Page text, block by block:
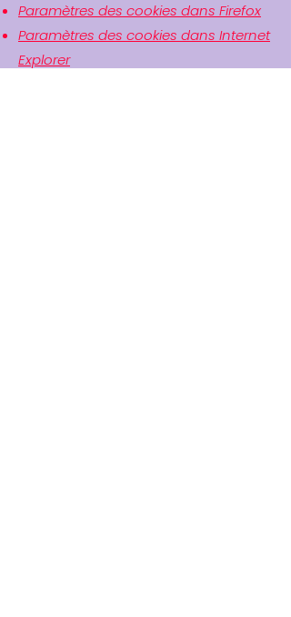
Paramètres des cookies dans Firefox
Paramètres des cookies dans Internet
Explorer